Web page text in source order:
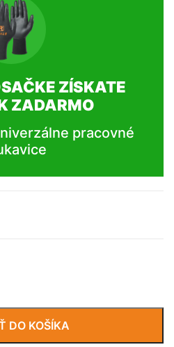
ZÍSKATE
ZADARMO
pracovné
DO KOŠÍKA